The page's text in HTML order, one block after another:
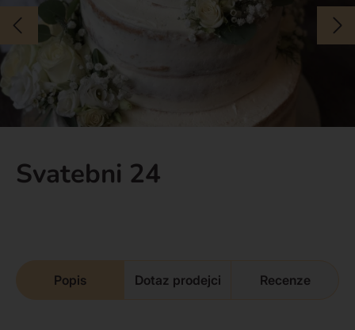
Svatebni 24
Popis Dotaz prodejci Recenze